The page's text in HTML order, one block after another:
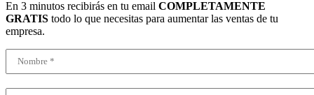
En 3 minutos recibirás en tu email COMPLETAMENTE
GRATIS todo lo que necesitas para aumentar las ventas de tu
empresa.